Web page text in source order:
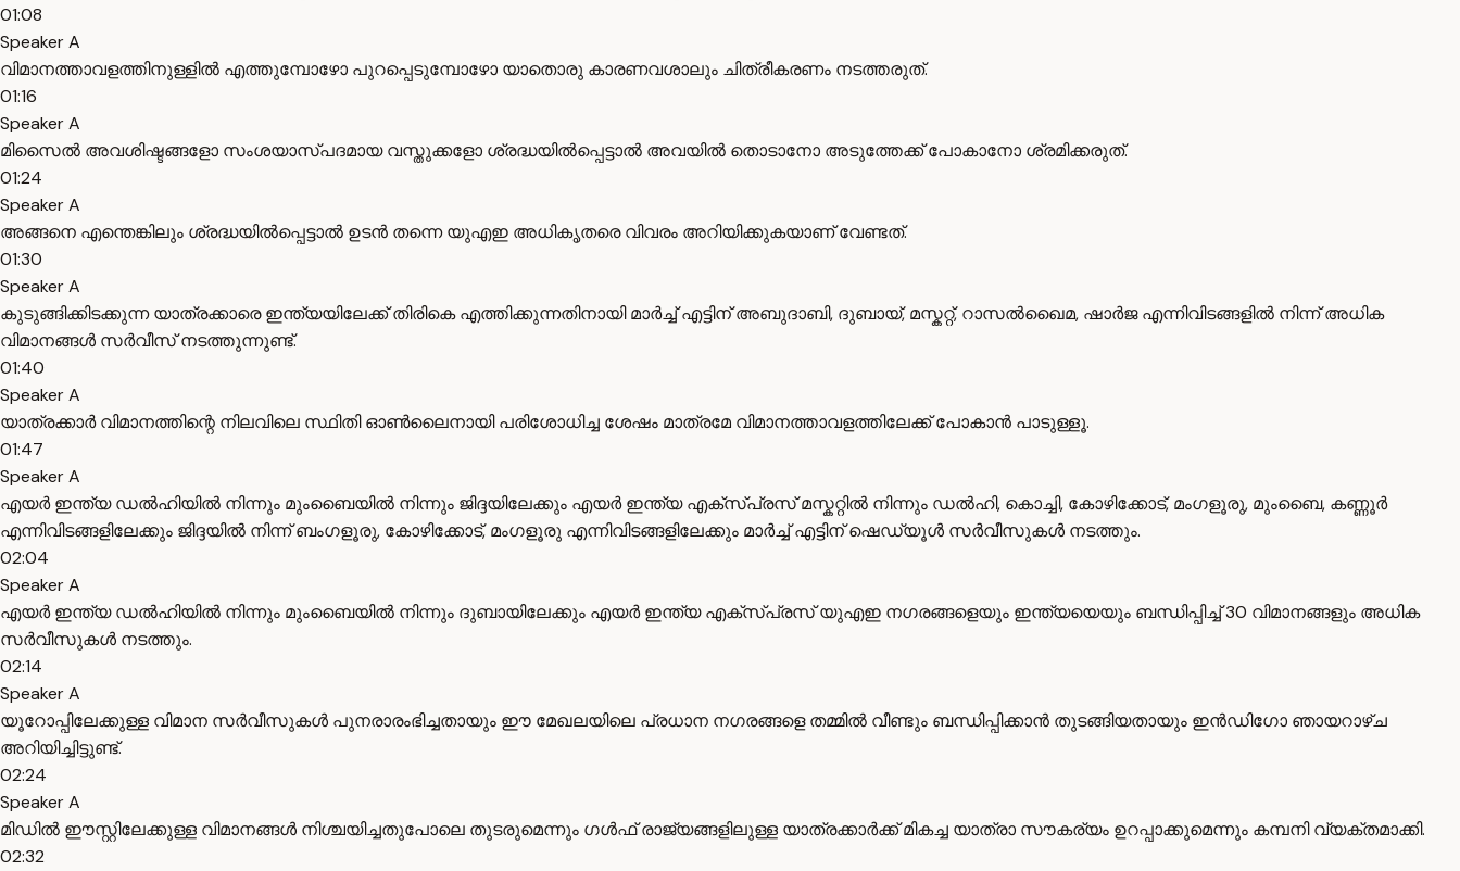
01:08
Speaker A
വിമാനത്താവളത്തിനുള്ളിൽ എത്തുമ്പോഴോ പുറപ്പെടുമ്പോഴോ യാതൊരു കാരണവശാലും ചിത്രീകരണം നടത്തരുത്.
01:16
Speaker A
മിസൈൽ അവശിഷ്ടങ്ങളോ സംശയാസ്പദമായ വസ്തുക്കളോ ശ്രദ്ധയിൽപ്പെട്ടാൽ അവയിൽ തൊടാനോ അടുത്തേക്ക് പോകാനോ ശ്രമിക്കരുത്.
01:24
Speaker A
അങ്ങനെ എന്തെങ്കിലും ശ്രദ്ധയിൽപ്പെട്ടാൽ ഉടൻ തന്നെ യുഎഇ അധികൃതരെ വിവരം അറിയിക്കുകയാണ് വേണ്ടത്.
01:30
Speaker A
കുടുങ്ങിക്കിടക്കുന്ന യാത്രക്കാരെ ഇന്ത്യയിലേക്ക് തിരികെ എത്തിക്കുന്നതിനായി മാർച്ച് എട്ടിന് അബുദാബി, ദുബായ്, മസ്കറ്റ്, റാസൽഖൈമ, ഷാർജ എന്നിവിടങ്ങളിൽ നിന്ന് അധിക
വിമാനങ്ങൾ സർവീസ് നടത്തുന്നുണ്ട്.
01:40
Speaker A
യാത്രക്കാർ വിമാനത്തിന്റെ നിലവിലെ സ്ഥിതി ഓൺലൈനായി പരിശോധിച്ച ശേഷം മാത്രമേ വിമാനത്താവളത്തിലേക്ക് പോകാൻ പാടുള്ളൂ.
01:47
Speaker A
എയർ ഇന്ത്യ ഡൽഹിയിൽ നിന്നും മുംബൈയിൽ നിന്നും ജിദ്ദയിലേക്കും എയർ ഇന്ത്യ എക്സ്പ്രസ് മസ്കറ്റിൽ നിന്നും ഡൽഹി, കൊച്ചി, കോഴിക്കോട്, മംഗളൂരു, മുംബൈ, കണ്ണൂർ
എന്നിവിടങ്ങളിലേക്കും ജിദ്ദയിൽ നിന്ന് ബംഗളൂരു, കോഴിക്കോട്, മംഗളൂരു എന്നിവിടങ്ങളിലേക്കും മാർച്ച് എട്ടിന് ഷെഡ്യൂൾ സർവീസുകൾ നടത്തും.
02:04
Speaker A
എയർ ഇന്ത്യ ഡൽഹിയിൽ നിന്നും മുംബൈയിൽ നിന്നും ദുബായിലേക്കും എയർ ഇന്ത്യ എക്സ്പ്രസ് യുഎഇ നഗരങ്ങളെയും ഇന്ത്യയെയും ബന്ധിപ്പിച്ച് 30 വിമാനങ്ങളും അധിക
സർവീസുകൾ നടത്തും.
02:14
Speaker A
യൂറോപ്പിലേക്കുള്ള വിമാന സർവീസുകൾ പുനരാരംഭിച്ചതായും ഈ മേഖലയിലെ പ്രധാന നഗരങ്ങളെ തമ്മിൽ വീണ്ടും ബന്ധിപ്പിക്കാൻ തുടങ്ങിയതായും ഇൻഡിഗോ ഞായറാഴ്ച
അറിയിച്ചിട്ടുണ്ട്.
02:24
Speaker A
മിഡിൽ ഈസ്റ്റിലേക്കുള്ള വിമാനങ്ങൾ നിശ്ചയിച്ചതുപോലെ തുടരുമെന്നും ഗൾഫ് രാജ്യങ്ങളിലുള്ള യാത്രക്കാർക്ക് മികച്ച യാത്രാ സൗകര്യം ഉറപ്പാക്കുമെന്നും കമ്പനി വ്യക്തമാക്കി.
02:32